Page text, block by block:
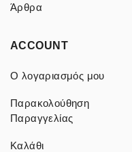
Άρθρα
ACCOUNT
Ο λογαριασμός μου
Παρακολούθηση
Παραγγελίας
Καλάθι